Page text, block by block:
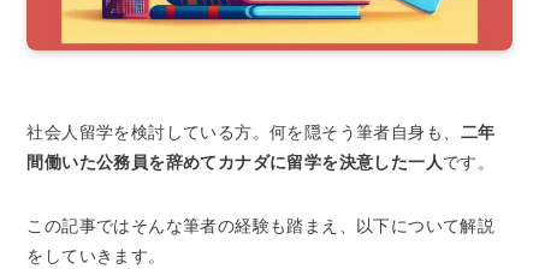
社会人留学を検討している方。何を隠そう筆者自身も、 二年
間働いた公務員を辞めてカナダに留学を決意した一人です。
この記事ではそんな筆者の経験も踏まえ、以下について解説
をしていきます。